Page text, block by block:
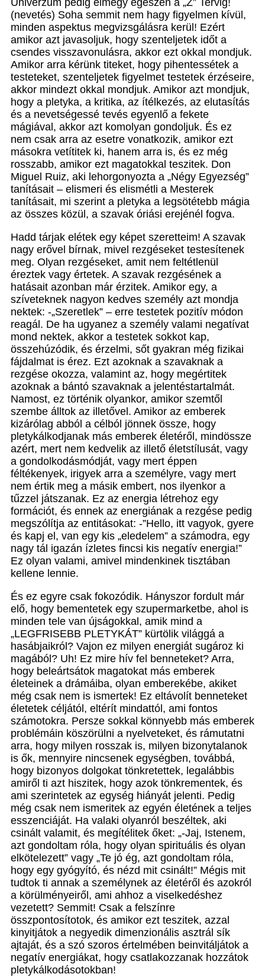
Univerzum pedig elmegy egészen a „Z” Tervig!
(nevetés) Soha semmit nem hagy figyelmen kívül,
minden aspektus megvizsgálásra kerül! Ezért
amikor azt javasoljuk, hogy szenteljetek időt a
csendes visszavonulásra, akkor ezt okkal mondjuk.
Amikor arra kérünk titeket, hogy pihentessétek a
testeteket, szenteljetek figyelmet testetek érzéseire,
akkor mindezt okkal mondjuk. Amikor azt mondjuk,
hogy a pletyka, a kritika, az ítélkezés, az elutasítás
és a nevetségessé tevés egyenlő a fekete
mágiával, akkor azt komolyan gondoljuk. És ez
nem csak arra az esetre vonatkozik, amikor ezt
másokra vetítitek ki, hanem arra is, és ez még
rosszabb, amikor ezt magatokkal teszitek. Don
Miguel Ruiz, aki lehorgonyozta a „Négy Egyezség”
tanításait – elismeri és elismétli a Mesterek
tanításait, mi szerint a pletyka a legsötétebb mágia
az összes közül, a szavak óriási erejénél fogva.
Hadd tárjak elétek egy képet szeretteim! A szavak
nagy erővel bírnak, mivel rezgéseket testesítenek
meg. Olyan rezgéseket, amit nem feltétlenül
éreztek vagy értetek. A szavak rezgésének a
hatásait azonban már érzitek. Amikor egy, a
szíveteknek nagyon kedves személy azt mondja
nektek: -„Szeretlek” – erre testetek pozitív módon
reagál. De ha ugyanez a személy valami negatívat
mond nektek, akkor a testetek sokkot kap,
összehúzódik, és érzelmi, sőt gyakran még fizikai
fájdalmat is érez. Ezt azoknak a szavaknak a
rezgése okozza, valamint az, hogy megértitek
azoknak a bántó szavaknak a jelentéstartalmát.
Namost, ez történik olyankor, amikor szemtől
szembe álltok az illetővel. Amikor az emberek
kizárólag abból a célból jönnek össze, hogy
pletykálkodjanak más emberek életéről, mindössze
azért, mert nem kedvelik az illető életstílusát, vagy
a gondolkodásmódját, vagy mert éppen
féltékenyek, irigyek arra a személyre, vagy mert
nem értik meg a másik embert, nos ilyenkor a
tűzzel játszanak. Ez az energia létrehoz egy
formációt, és ennek az energiának a rezgése pedig
megszólítja az entitásokat: -”Hello, itt vagyok, gyere
és kapj el, van egy kis „eledelem” a számodra, egy
nagy tál igazán ízletes fincsi kis negatív energia!”
Ez olyan valami, amivel mindenkinek tisztában
kellene lennie.
És ez egyre csak fokozódik. Hányszor fordult már
elő, hogy bementetek egy szupermarketbe, ahol is
minden tele van újságokkal, amik mind a
„LEGFRISEBB PLETYKÁT” kürtölik világgá a
hasábjaikról? Vajon ez milyen energiát sugároz ki
magából? Uh! Ez mire hív fel benneteket? Arra,
hogy beleártsátok magatokat más emberek
életeinek a drámáiba, olyan emberekébe, akiket
még csak nem is ismertek! Ez eltávolít benneteket
életetek céljától, eltérít mindattól, ami fontos
számotokra. Persze sokkal könnyebb más emberek
problémáin köszörülni a nyelveteket, és rámutatni
arra, hogy milyen rosszak is, milyen bizonytalanok
is ők, mennyire nincsenek egységben, továbbá,
hogy bizonyos dolgokat tönkretettek, legalábbis
amiről ti azt hiszitek, hogy azok tönkrementek, és
ami szerintetek az egység hiányát jelenti. Pedig
még csak nem ismeritek az egyén életének a teljes
esszenciáját. Ha valaki olyanról beszéltek, aki
csinált valamit, és megítélitek őket: „-Jaj, Istenem,
azt gondoltam róla, hogy olyan spirituális és olyan
elkötelezett” vagy „Te jó ég, azt gondoltam róla,
hogy egy gyógyító, és nézd mit csinált!” Mégis mit
tudtok ti annak a személynek az életéről és azokról
a körülményeiről, ami ahhoz a viselkedéshez
vezetett? Semmit! Csak a felszínre
összpontosítotok, és amikor ezt teszitek, azzal
kinyitjátok a negyedik dimenzionális asztrál sík
ajtaját, és a szó szoros értelmében beinvitáljátok a
negatív energiákat, hogy csatlakozzanak hozzátok
pletykálkodásotokban!